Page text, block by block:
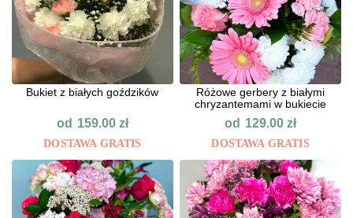
Bukiet z białych goździków
od 159.00 zł
DOSTAWA GRATIS
Różowe gerbery z białymi
chryzantemami w bukiecie
od 129.00zł
DOSTAWA GRATIS